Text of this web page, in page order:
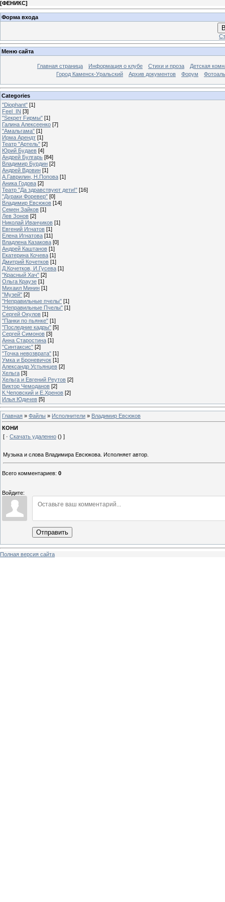
[ФЕНИКС]
Форма входа
Меню сайта
Главная страница Информация о клубе Стихи и проза
Детская
Город Каменск-Уральский
Архив документов Форум
Categories
"Diophant" [1]
Feel_IN [3]
"Sекрет Fирмы" [1]
Галина Алексеенко [7]
"Амальгама" [1]
Ирма Арендт [1]
Театр "Артель" [2]
Юрий Будаев [4]
Андрей Булгарь [84]
Владимир Бурдин [2]
Андрей Вдовин [1]
А.Гаврилин, Н.Попова [1]
Аника Годова [2]
Театр "Да здравствуют дети!" [16]
"Дураки Форевер" [0]
Владимир Евсюков [14]
Семен Зайков [1]
Лев Зонов [2]
Николай Иванчиков [1]
Евгений Игнатов [1]
Елена Игнатова [11]
Владлена Казакова [0]
Андрей Каштанов [1]
Екатерина Кочева [1]
Дмитрий Кочетков [1]
Д.Кочетков, И.Гусева [1]
"Красный Хач" [2]
Ольга Краузе [1]
Михаил Минин [1]
"Музей" [2]
"Неправильные пчелы" [1]
"Неправильные Пчелы" [1]
Сергей Окулов [1]
"Панки по пьянке" [1]
"Последние кадры" [5]
Сергей Симонов [3]
Анна Старостина [1]
"Синтаксис" [2]
"Точка невозврата" [1]
Умка и Броневичок [1]
Александр Устьянцев [2]
Хельга [3]
Хельга и Евгений Реутов [2]
Виктор Чемоданов [2]
К.Чеповский и Е.Хренов [2]
Илья Юдичев [5]
Главная » Файлы » Исполнители » Владимир Евсюков
КОНИ
[ · Скачать удаленно () ]
Музыка и слова Владимира Евсюкова. Исполняет автор.
Всего комментариев: 0
Войдите:
Отправить
Полная версия сайта